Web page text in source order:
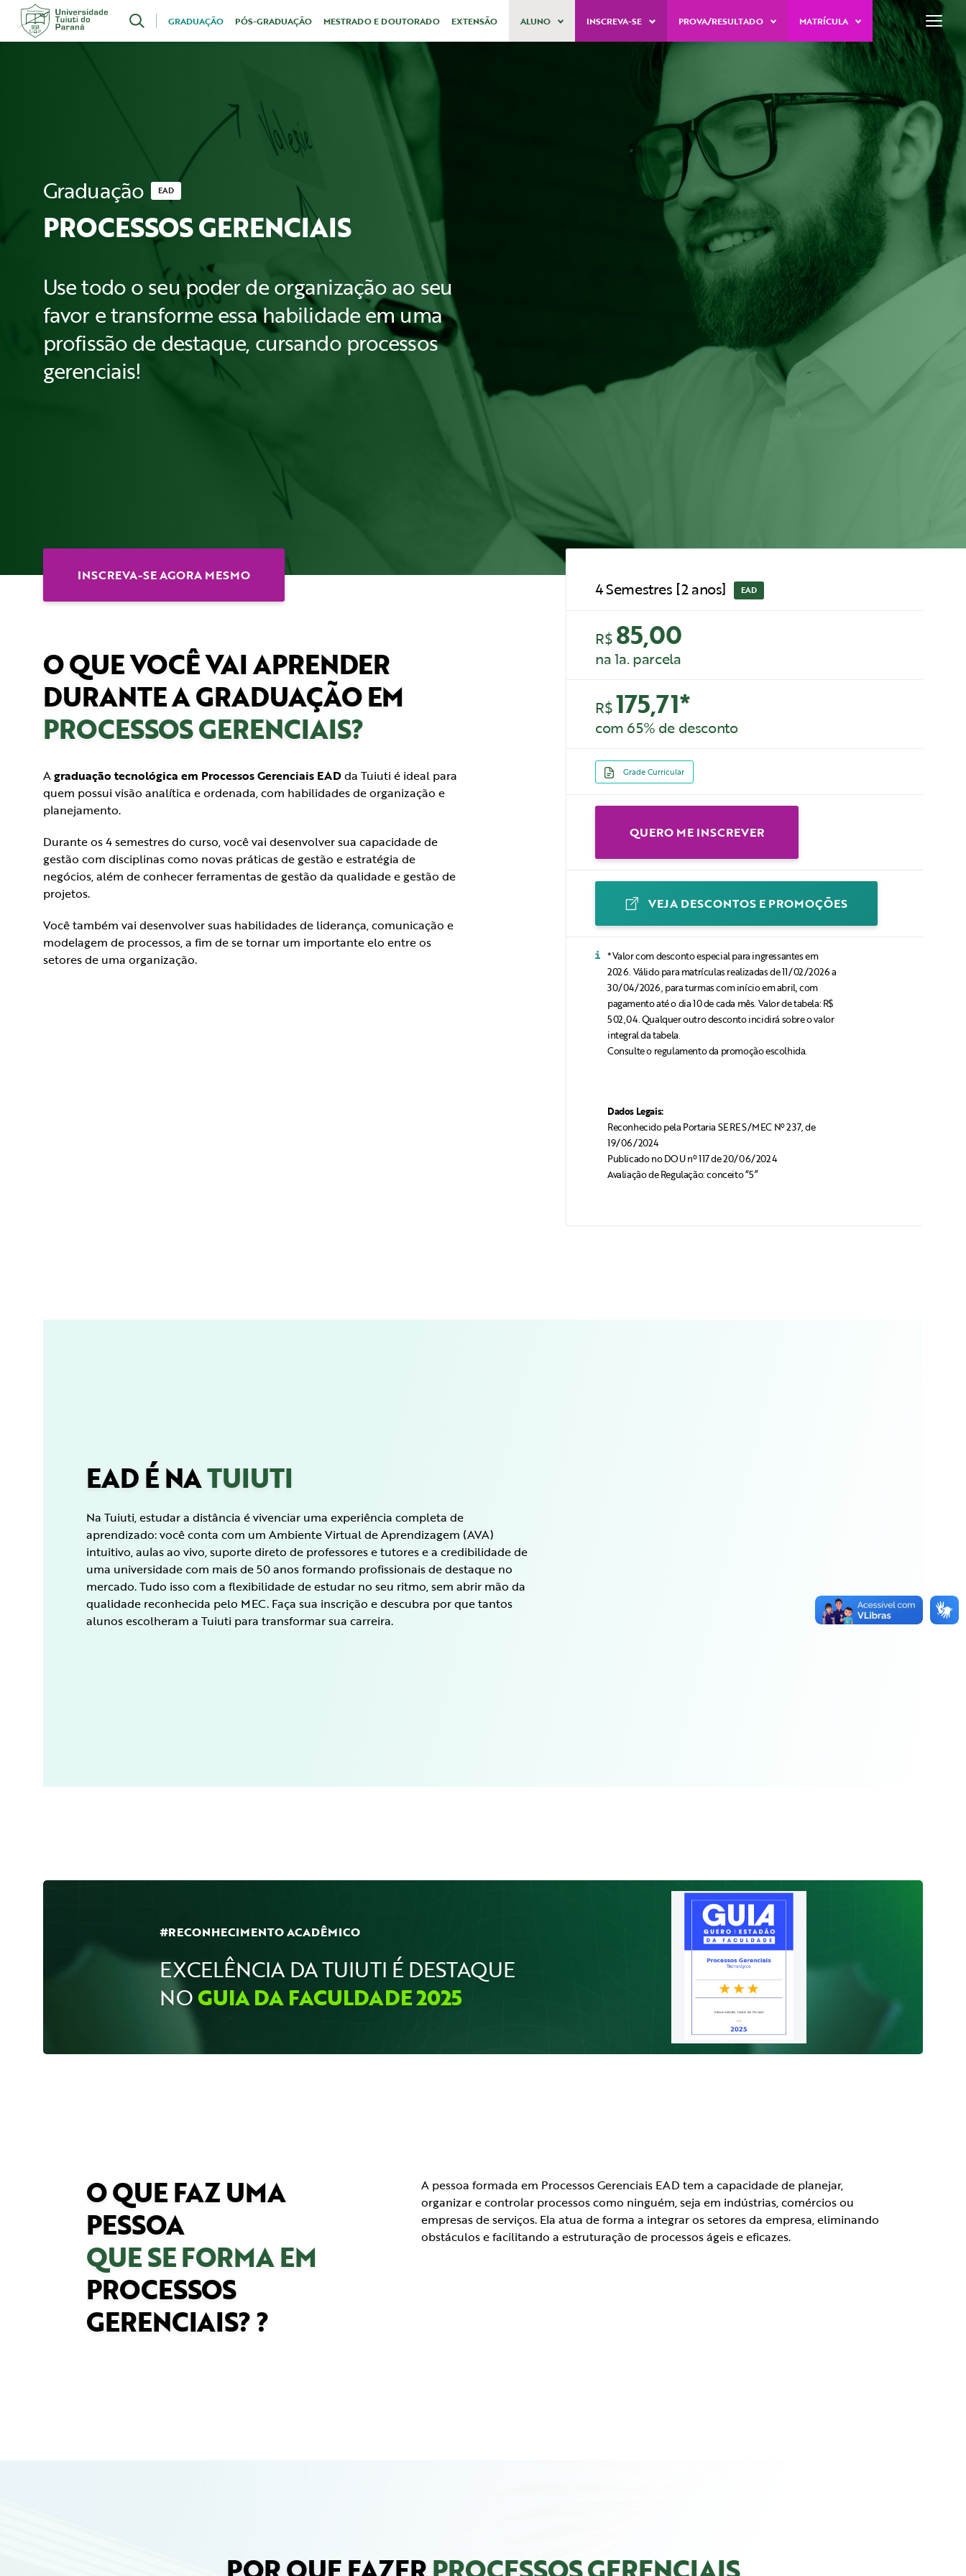
Acesse
conteúdo
GRADUAÇÃO PÓS-GRADUAÇÃO MESTRADO E DOUTORADO EXTENSÃO ALUNO INSCREVA-SE PROVA/RESULTADO MATRÍCULA
Graduação EAD
PROCESSOS GERENCIAIS
Use todo o seu poder de organização ao seu
favor e transforme essa habilidade em uma
profissão de destaque, cursando processos
gerenciais!
4 Semestres [2 anos] EAD
R$ 85,00
na 1a. parcela
R$175,71*
com 65% de desconto
Grade Curricular
QUERO ME INSCREVER
VEJA DESCONTOS E PROMOÇÕES
*Valor com desconto especial para ingressantes em
2026. Válido para matrículas realizadas de 11/02/2026 a
30/04/2026, para turmas com início em abril, com
pagamento até o dia 10 de cada mês. Valor de tabela: R$
502,04. Qualquer outro desconto incidirá sobre o valor
integral da tabela.
Consulte o regulamento da promoção escolhida.
Dados Legais:
Reconhecido pela Portaria SERES/MEC Nº 237, de
19/06/2024
Publicado no DOU nº 117 de 20/06/2024
Avaliação de Regulação: conceito “5”
INSCREVA-SE AGORA MESMO
O QUE VOCÊ VAI APRENDER
DURANTE A GRADUAÇÃO EM
PROCESSOS GERENCIAIS?
Agraduação tecnológica em Processos Gerenciais EADda Tuiuti é ideal para
quem possui visão analítica e ordenada, com habilidades de organização e
planejamento.
Durante os 4 semestres do curso, você vai desenvolver sua capacidade de
gestão com disciplinas como novas práticas de gestão e estratégia de
negócios, além de conhecer ferramentas de gestão da qualidade e gestão de
projetos.
Você também vai desenvolver suas habilidades de liderança, comunicação e
modelagem de processos, a fim de se tornar um importante elo entre os
setores de uma organização.
EAD É NATUIUTI
Na Tuiuti, estudar a distância é vivenciar uma experiência completa de
aprendizado: você conta com um Ambiente Virtual de Aprendizagem (AVA)
intuitivo, aulas ao vivo, suporte direto de professores e tutores e a credibilidade de
uma universidade com mais de 50 anos formando profissionais de destaque no
mercado. Tudo isso com a flexibilidade de estudar no seu ritmo, sem abrir mão da
qualidade reconhecida pelo MEC. Faça sua inscrição e descubra por que tantos
alunos escolheram a Tuiuti para transformar sua carreira.
#RECONHECIMENTO ACADÊMICO
EXCELÊNCIA DA TUIUTI É DESTAQUE
NOGUIA DA FACULDADE 2025
O QUE FAZ UMA
PESSOA
QUE SE FORMA EM
PROCESSOS
GERENCIAIS? ?
A pessoa formada em Processos Gerenciais EAD tem a capacidade de planejar,
organizar e controlar processos como ninguém, seja em indústrias, comércios ou
empresas de serviços. Ela atua de forma a integrar os setores da empresa, eliminando
obstáculos e facilitando a estruturação de processos ágeis e eficazes.